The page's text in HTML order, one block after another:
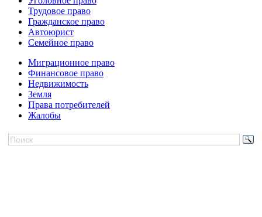
Трудовое право
Гражданское право
Автоюрист
Семейное право
Миграционное право
Финансовое право
Недвижимость
Земля
Права потребителей
Жалобы